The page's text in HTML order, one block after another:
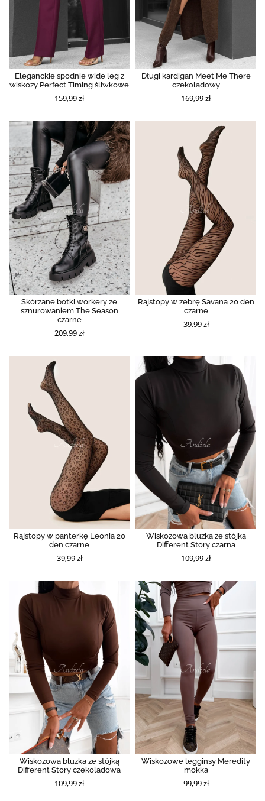
Eleganckie spodnie wide leg z
wiskozy Perfect Timing śliwkowe
159,99 zł
Długi kardigan Meet Me There
czekoladowy
169,99 zł
Skórzane botki workery ze
sznurowaniem The Season
czarne
209,99 zł
Rajstopy w zebrę Savana 20 den
czarne
39,99 zł
Rajstopy w panterkę Leonia 20
den czarne
39,99 zł
Wiskozowa bluzka ze stójką
Different Story czarna
109,99 zł
Wiskozowa bluzka ze stójką
Different Story czekoladowa
109,99 zł
Wiskozowe legginsy Meredity
mokka
99,99 zł